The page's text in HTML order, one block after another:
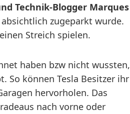
Technik-Blogger Marques
absichtlich zugeparkt wurde.
Streich spielen.
haben bzw nicht wussten,
So können Tesla Besitzer ihr
hervorholen. Das
nach vorne oder